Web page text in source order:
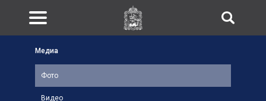
Медиа
Фото
Видео